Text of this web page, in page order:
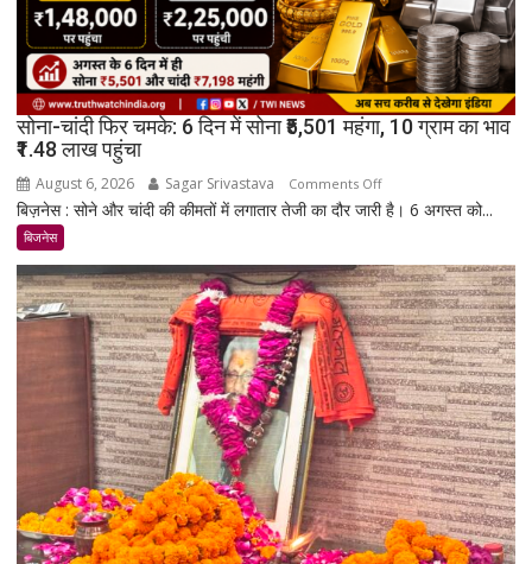
सोना-चांदी फिर चमके: 6 दिन में सोना ₹5,501 महंगा, 10 ग्राम का भाव
₹1.48 लाख पहुंचा
August 6, 2026 Sagar Srivastava Comments Offon
सोना-
फिर
चमके:
6
दिन
में
सोना
₹5,501
महंगा,
10
ग्राम
का
भाव
बिज़नेस : सोने और चांदी की कीमतों में लगातार तेजी का दौर जारी है। 6 अगस्त को...
बिजनेस